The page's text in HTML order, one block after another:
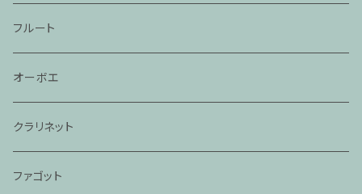
フルート
オーボエ
クラリネット
ファゴット